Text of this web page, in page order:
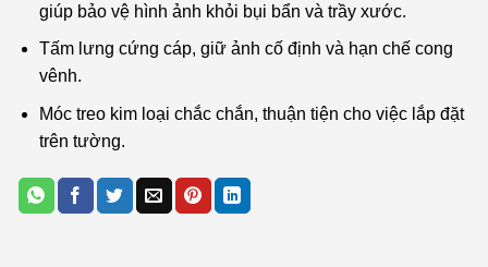
giúp bảo vệ hình ảnh khỏi bụi bẩn và trầy xước.
Tấm lưng cứng cáp, giữ ảnh cố định và hạn chế cong
vênh.
Móc treo kim loại chắc chắn, thuận tiện cho việc lắp đặt
trên tường.